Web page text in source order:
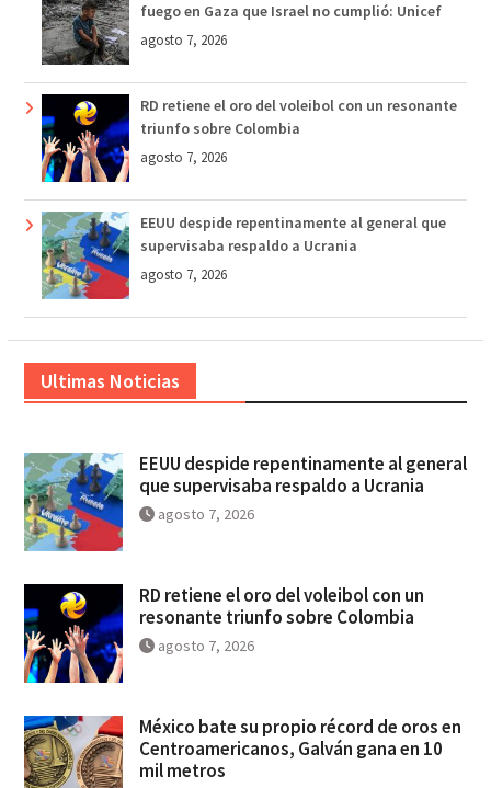
fuego en Gaza que Israel no cumplió: Unicef
agosto 7, 2026
RD retiene el oro del voleibol con un resonante
triunfo sobre Colombia
agosto 7, 2026
EEUU despide repentinamente al general que
supervisaba respaldo a Ucrania
agosto 7, 2026
Ultimas Noticias
EEUU despide repentinamente al general
que supervisaba respaldo a Ucrania
agosto 7, 2026
RD retiene el oro del voleibol con un
resonante triunfo sobre Colombia
agosto 7, 2026
México bate su propio récord de oros en
Centroamericanos, Galván gana en 10
mil metros